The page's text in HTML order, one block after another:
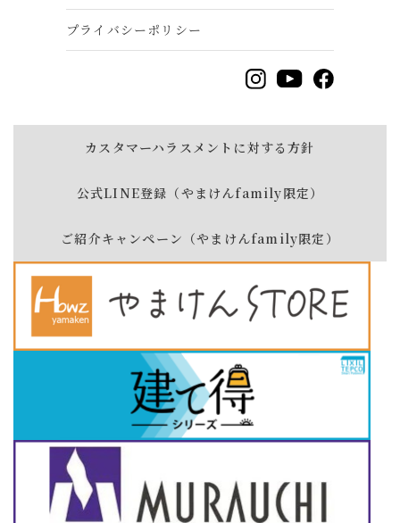
プライバシーポリシー
カスタマーハラスメントに対する方針
公式LINE登録（やまけんfamily限定）
ご紹介キャンペーン（やまけんfamily限定）